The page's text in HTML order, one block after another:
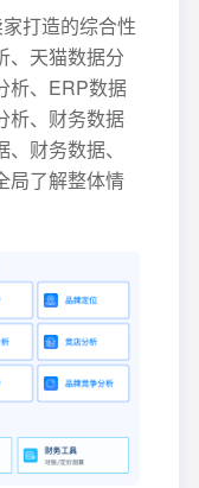
打造的综合性
、天猫数据分
析、ERP数据
析、财务数据
财务数据、
局了解整体情